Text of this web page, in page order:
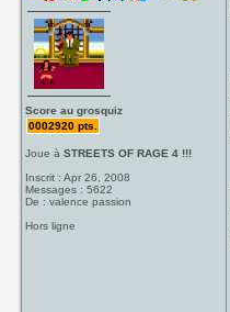
Score au grosquiz
0002920 pts.
Joue àSTREETS OF RAGE 4 !!!
Inscrit : Apr 26, 2008
Messages : 5622
De : valence passion
Hors ligne